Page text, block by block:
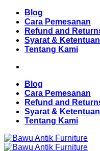
Skip
content
Blog
Cara Pemesanan
Refund and
Syarat & Ketentuan
Tentang Kami
Blog
Cara Pemesanan
Refund and
Syarat & Ketentuan
Tentang Kami